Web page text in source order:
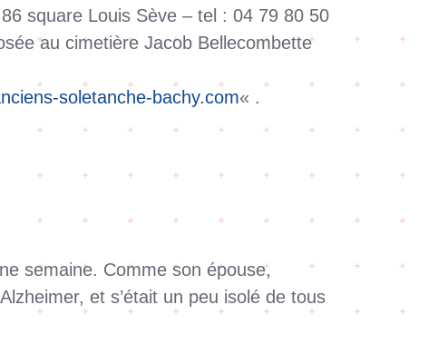
square Louis Sève – tel : 04 79 80 50
au cimetière Jacob Bellecombette
soletanche-bachy.com« .
semaine. Comme son épouse,
et s’était un peu isolé de tous